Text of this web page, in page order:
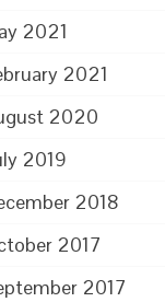
2021
2021
2020
2019
2018
2017
2017